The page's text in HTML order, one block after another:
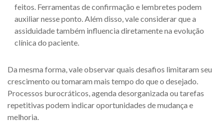
feitos. Ferramentas de confirmação e lembretes podem
auxiliar nesse ponto. Além disso, vale considerar que a
assiduidade também influencia diretamente na evolução
clínica do paciente.
Da mesma forma, vale observar quais desafios limitaram seu
crescimento ou tomaram mais tempo do que o desejado.
Processos burocráticos, agenda desorganizada ou tarefas
repetitivas podem indicar oportunidades de mudança e
melhoria.